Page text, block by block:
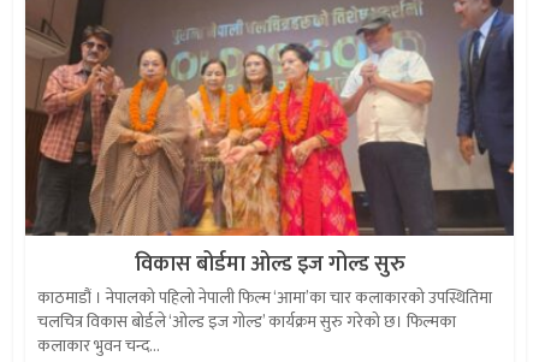
विकास बोर्डमा ओल्ड इज गोल्ड सुरु
काठमाडौं । नेपालको पहिलो नेपाली फिल्म ‘आमा’का चार कलाकारको उपस्थितिमा
चलचित्र विकास बोर्डले ‘ओल्ड इज गोल्ड’ कार्यक्रम सुरु गरेको छ। फिल्मका
कलाकार भुवन चन्द...